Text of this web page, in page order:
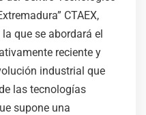
CTAEX,
que se abordará el
reciente y
industrial que
las tecnologías
supone una